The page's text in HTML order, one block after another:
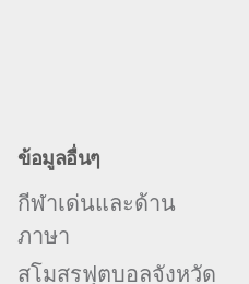
ข้อมูลอื่นๆ
กีฬาเด่นและด้าน
ภาษา
สโมสรฟุตบอลจังหวัด